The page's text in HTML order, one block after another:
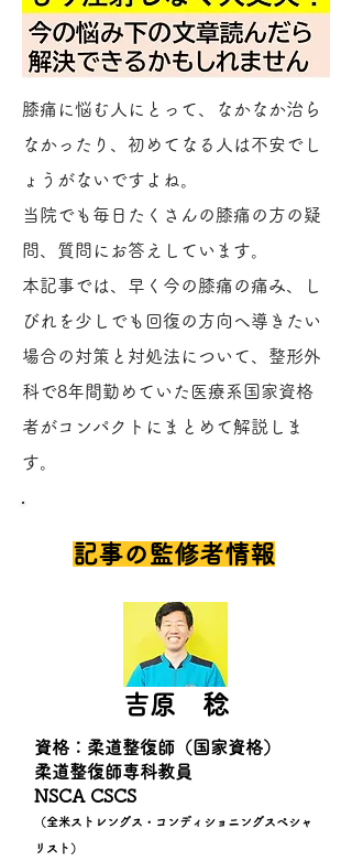
膝痛に悩む人にとって、なかなか治ら
なかったり、初めてなる人は不安でし
ょうがないですよね。
当院でも毎日たくさんの膝痛の方の疑
問、質問にお答えしています。
本記事では、早く今の膝痛の痛み、し
びれを少しでも回復の方向へ導きたい
場合の対策と対処法について、整形外
科で8年間勤めていた医療系国家資格
者がコンパクトにまとめて解説しま
す。
​記事の監修者情報
​吉原 稔
資格 ​： 柔道整復師（国家資格）
​柔道整復師専科教員
​NSCA CSCS
（全米ストレングス・コンディショニングスペシャ
リスト）